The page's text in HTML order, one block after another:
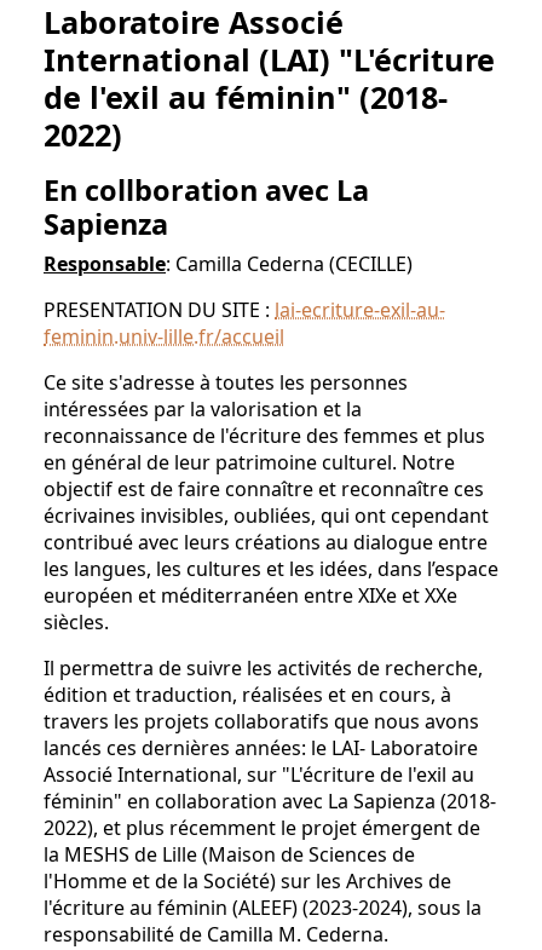
Laboratoire Associé
International (LAI) "L'écriture
de l'exil au féminin" (2018-
2022)
En collboration avec La
Sapienza
Responsable: Camilla Cederna (CECILLE)
PRESENTATION DU SITE : lai-ecriture-exil-au-
feminin.univ-lille.fr/accueil
Ce site s'adresse à toutes les personnes
intéressées par la valorisation et la
reconnaissance de l'écriture des femmes et plus
en général de leur patrimoine culturel. Notre
objectif est de faire connaître et reconnaître ces
écrivaines invisibles, oubliées, qui ont cependant
contribué avec leurs créations au dialogue entre
les langues, les cultures et les idées, dans l’espace
européen et méditerranéen entre XIXe et XXe
siècles.
Il permettra de suivre les activités de recherche,
édition et traduction, réalisées et en cours, à
travers les projets collaboratifs que nous avons
lancés ces dernières années: le LAI- Laboratoire
Associé International, sur "L'écriture de l'exil au
féminin" en collaboration avec La Sapienza (2018-
2022), et plus récemment le projet émergent de
la MESHS de Lille (Maison de Sciences de
l'Homme et de la Société) sur les Archives de
l'écriture au féminin (ALEEF) (2023-2024), sous la
responsabilité de Camilla M. Cederna.